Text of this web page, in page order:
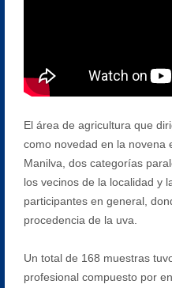
El área de agricultura que
como novedad en la novena
Manilva, dos categorías
los vecinos de la localidad y
participantes en general,
procedencia de la uva.
Un total de 168 muestras
profesional compuesto por